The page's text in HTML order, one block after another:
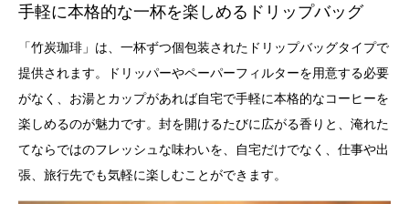
手軽に本格的な一杯を楽しめるドリップバッグ
「竹炭珈琲」は、一杯ずつ個包装されたドリップバッグタイプで
提供されます。ドリッパーやペーパーフィルターを用意する必要
がなく、お湯とカップがあれば自宅で手軽に本格的なコーヒーを
楽しめるのが魅力です。封を開けるたびに広がる香りと、淹れた
てならではのフレッシュな味わいを、自宅だけでなく、仕事や出
張、旅行先でも気軽に楽しむことができます。